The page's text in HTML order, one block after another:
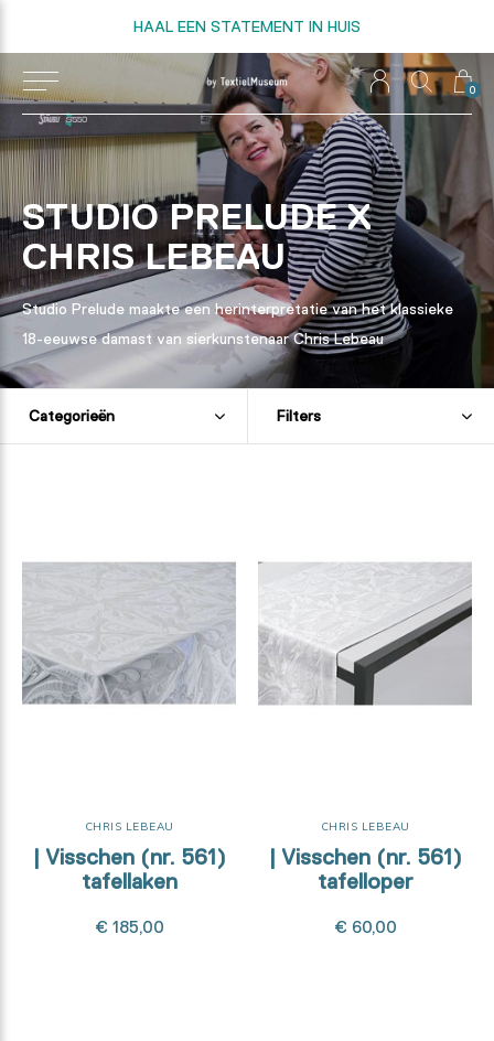
0
HAAL EEN STATEMENT IN HUIS
STUDIO PRELUDE X
CHRIS LEBEAU
Studio Prelude maakte een herinterpretatie van het klassieke
18-eeuwse damast van sierkunstenaar Chris Lebeau
Categorieën Filters
CHRIS LEBEAU
| Visschen (nr. 561)
tafellaken
€ 185,00
CHRIS LEBEAU
| Visschen (nr. 561)
tafelloper
€ 60,00